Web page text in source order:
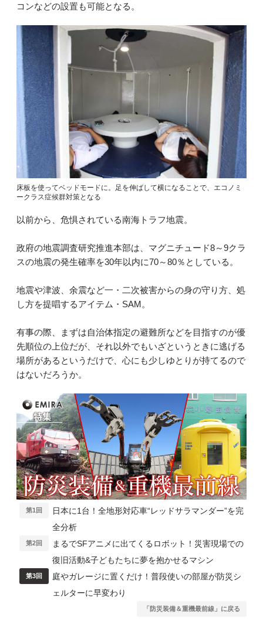
コンなどの設置も可能となる。
床板を使ってベッドモードに。足を伸ばして横になることで、エコノミ
ークラス症候群対策となる
以前から、危惧されている南海トラフ地震。
政府の地震調査研究推進本部は、マグニチュード8～9クラ
スの地震の発生確率を30年以内に70～80％としている。
地震や津波、余震など一・二次被害からの身の守り方、処
し方を提唱するアイテム・SAM。
有事の際、まずは自治体指定の避難所などを目指すのが優
先順位の上位だが、それ以外でもいざというときに逃げる
場所があるというだけで、心にも少しゆとりが持てるので
はないだろうか。
第1回
日本に1台！全地形対応車“レッドサラマンダー”を完
全分析
第2回
まるでSFアニメに出てくるロボット！災害現場での
復旧活動&子どもたちに夢を抱かせるマシン
第3回
庭やガレージに置くだけ！普段使いの部屋が防災シ
ェルターに早変わり
「防災装備＆重機最前線」に戻る